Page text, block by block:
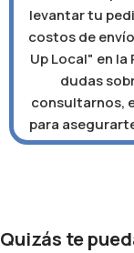
levantar tu
costos de
Up Local" en la
dudas
consultarnos,
para
Quizás te